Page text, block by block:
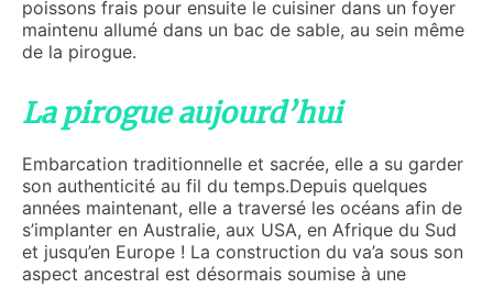
poissons frais pour ensuite le cuisiner dans un foyer
maintenu allumé dans un bac de sable, au sein même
de la pirogue.
La pirogue aujourd’hui
Embarcation traditionnelle et sacrée, elle a su garder
son authenticité au fil du temps.Depuis quelques
années maintenant, elle a traversé les océans afin de
s’implanter en Australie, aux USA, en Afrique du Sud
et jusqu’en Europe ! La construction du va’a sous son
aspect ancestral est désormais soumise à une